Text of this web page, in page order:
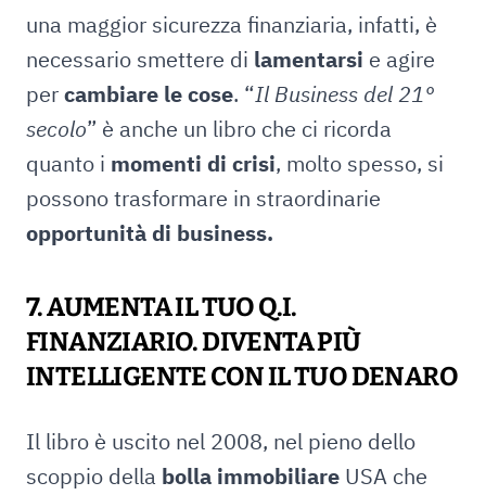
una maggior sicurezza finanziaria, infatti, è
necessario smettere di lamentarsi e agire
percambiare le cose. “IlBusiness del 21°
secolo” è anche un libro che ci ricorda
quanto i momenti di crisi, molto spesso, si
possono trasformare in straordinarie
opportunità di business.
7. AUMENTA IL TUO Q.I.
FINANZIARIO. DIVENTA PIÙ
INTELLIGENTE CON IL TUO DENARO
Il libro è uscito nel 2008, nel pieno dello
scoppio della bolla immobiliare USA che